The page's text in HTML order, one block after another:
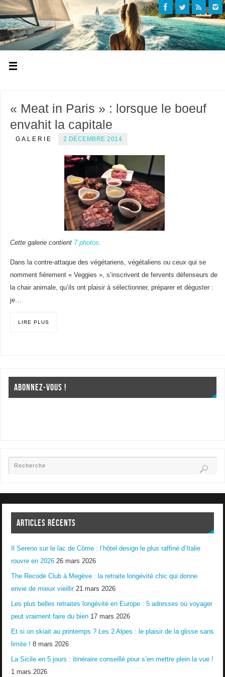
« Meat in Paris » : lorsque le boeuf
envahit la capitale
GALERIE 2 DÉCEMBRE 2014
Cette galerie contient 7 photos.
Dans la contre-attaque des végétariens, végétaliens ou ceux qui se
nomment fièrement « Veggies », s’inscrivent de fervents défenseurs de
la chair animale, qu’ils ont plaisir à sélectionner, préparer et déguster :
je…
LIRE PLUS
ABONNEZ-VOUS !
ARTICLES RÉCENTS
Il Sereno sur le lac de Côme : l’hôtel design le plus raffiné d’Italie
rouvre en 2026 26 mars 2026
The Recode Club à Megève : la retraite longévité chic qui donne
envie de mieux vieillir 21 mars 2026
Les plus belles retraites longévité en Europe : 5 adresses où voyager
peut vraiment faire du bien 17 mars 2026
Et si on skiait au printemps ? Les 2 Alpes : le plaisir de la glisse sans
limite ! 8 mars 2026
La Sicile en 5 jours : itinéraire conseillé pour s’en mettre plein la vue !
1 mars 2026